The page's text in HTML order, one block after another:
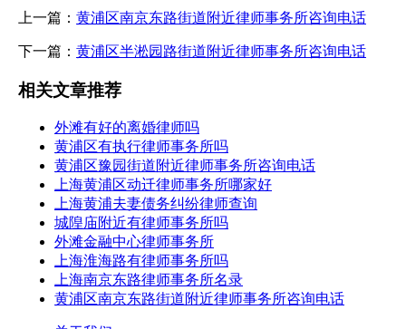
上一篇： 黄浦区南京东路街道附近律师事务所咨询电话
下一篇： 黄浦区半淞园路街道附近律师事务所咨询电话
相关文章推荐
外滩有好的离婚律师吗
黄浦区有执行律师事务所吗
黄浦区豫园街道附近律师事务所咨询电话
上海黄浦区动迁律师事务所哪家好
上海黄浦夫妻债务纠纷律师查询
城隍庙附近有律师事务所吗
外滩金融中心律师事务所
上海淮海路有律师事务所吗
上海南京东路律师事务所名录
黄浦区南京东路街道附近律师事务所咨询电话